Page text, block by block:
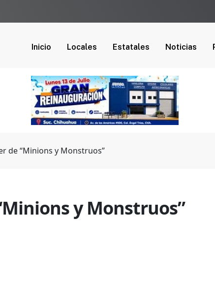
Inicio Locales Estatales Noticias
de “Minions y Monstruos”
y Monstruos”